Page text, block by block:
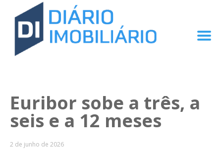
Euribor sobe a três, a
seis e a 12 meses
2 de junho de 2026